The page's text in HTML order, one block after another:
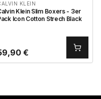
KLEIN
Klein Slim Boxers - 3er
Icon Cotton Strech Black
€